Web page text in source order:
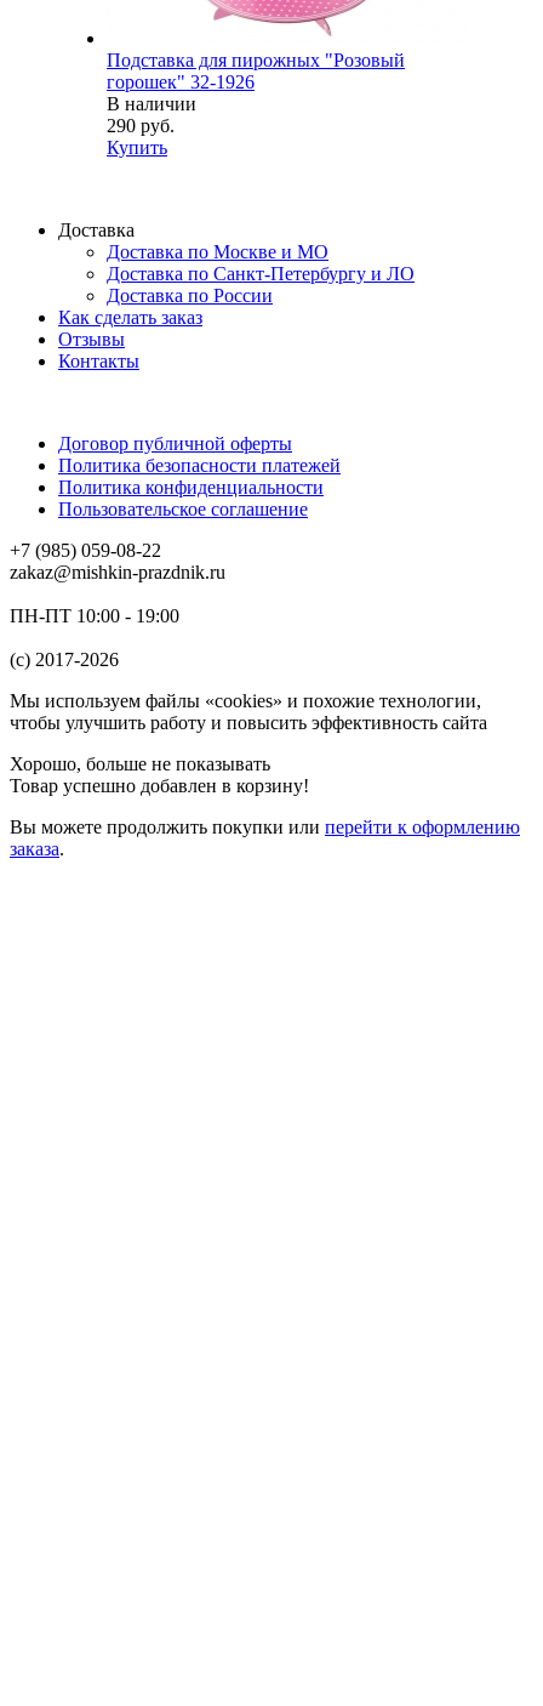
Подставка для пирожных "Розовый
горошек" 32-1926
В наличии
290 руб.
Купить
Доставка
Доставка по Москве и МО
Доставка по Санкт-Петербургу и ЛО
Доставка по России
Как сделать заказ
Отзывы
Контакты
Договор публичной оферты
Политика безопасности платежей
Политика конфиденциальности
Пользовательское соглашение
+7 (985) 059-08-22
zakaz@mishkin-prazdnik.ru
ПН-ПТ 10:00 - 19:00
(c) 2017-2026
Мы используем файлы «cookies» и похожие технологии,
чтобы улучшить работу и повысить эффективность сайта
Хорошо, больше не показывать
Товар успешно добавлен в корзину!
Вы можете продолжить покупки или перейти к оформлению
заказа.